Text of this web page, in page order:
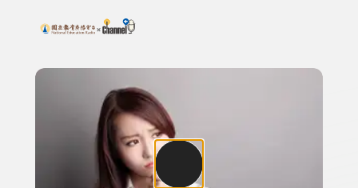
上方功能區塊
搜尋關鍵字：可輸入節目名稱、主持人或關鍵字